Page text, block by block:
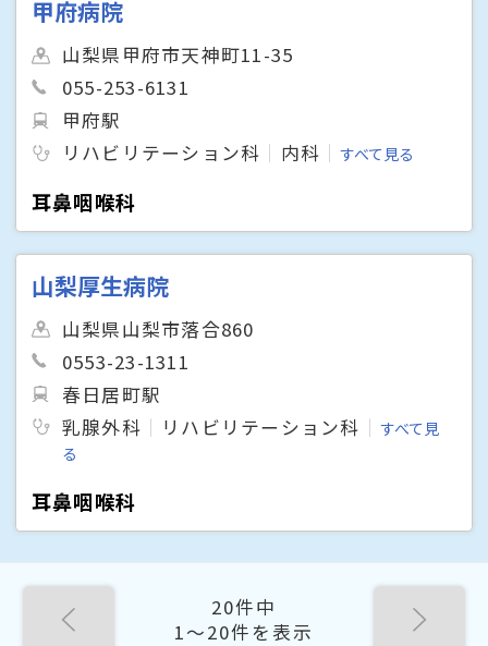
甲府病院
山梨県甲府市天神町11-35
055-253-6131
甲府駅
リハビリテーション科
内科 すべて見る
耳鼻咽喉科
山梨厚生病院
山梨県山梨市落合860
0553-23-1311
春日居町駅
乳腺外科
リハビリテーション科
すべて見
る
耳鼻咽喉科
20件中
1〜20件を表示